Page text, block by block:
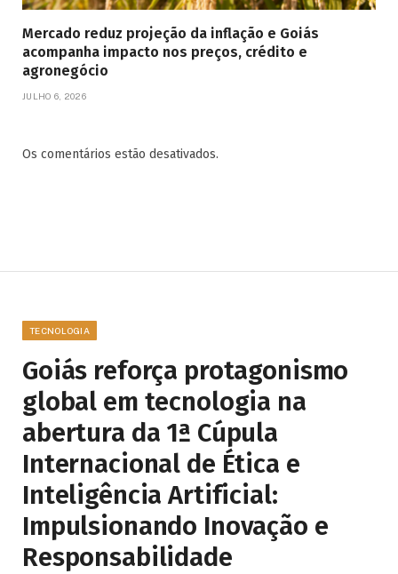
Mercado reduz projeção da inflação e Goiás
acompanha impacto nos preços, crédito e
agronegócio
JULHO 6, 2026
Os comentários estão desativados.
TECNOLOGIA
Goiás reforça protagonismo
global em tecnologia na
abertura da 1ª Cúpula
Internacional de Ética e
Inteligência Artificial:
Impulsionando Inovação e
Responsabilidade